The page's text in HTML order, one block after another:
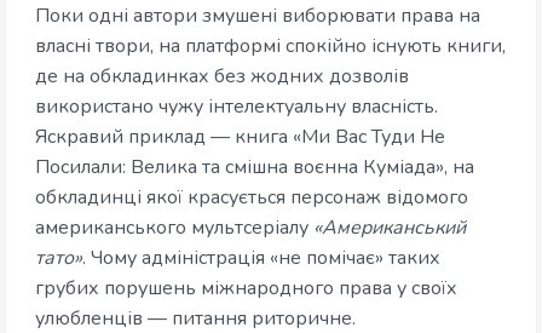
Поки одні автори змушені виборювати права на
власні твори, на платформі спокійно існують книги,
де на обкладинках без жодних дозволів
використано чужу інтелектуальну власність.
Яскравий приклад — книга «Ми Вас Туди Не
Посилали: Велика та смішна воєнна Куміада», на
обкладинці якої красується персонаж відомого
американського мультсеріалу «Американський
тато». Чому адміністрація «не помічає» таких
грубих порушень міжнародного права у своїх
улюбленців — питання риторичне.